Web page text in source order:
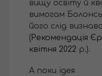
вищу освіту й
вимогам
його слід
(Рекомендація
квітня 2022 р.).
А поки ідея